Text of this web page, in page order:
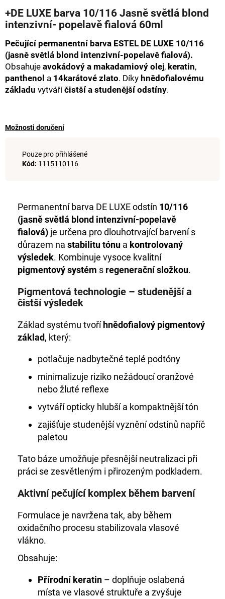
produktu
je
z
5
hvězdiček.
+DE LUXE barva 10/116 Jasně světlá blond
intenzivní- popelavě fialová 60ml
Pečující permanentní barva ESTEL DE LUXE 10/116
(jasně světlá blond intenzivní-popelavě fialová).
Obsahuje avokádový a makadamiový olej, keratin,
panthenol a 14karátové zlato. Díky hnědofialovému
základu vytváříčistší a studenější odstíny.
Možnosti doručení
Pouze pro přihlášené
Kód: 1115110116
Permanentní barva DE LUXE odstín 10/116
(jasně světlá blond intenzivní-popelavě
fialová) je určena pro dlouhotrvající barvení s
důrazem na stabilitu tónu a kontrolovaný
výsledek. Kombinuje vysoce kvalitní
pigmentový systém s regenerační složkou.
Pigmentová technologie – studenější a
čistší výsledek
Základ systému tvoří hnědofialový pigmentový
základ, který:
potlačuje nadbytečné teplé podtóny
minimalizuje riziko nežádoucí oranžové
nebo žluté reflexe
vytváří opticky hlubší a kompaktnější tón
zajišťuje studenější vyznění odstínů napříč
paletou
Tato báze umožňuje přesnější neutralizaci při
práci se zesvětleným i přirozeným podkladem.
Aktivní pečující komplex během barvení
Formulace je navržena tak, aby během
oxidačního procesu stabilizovala vlasové
vlákno.
Obsahuje:
Přírodní keratin – doplňuje oslabená
místa ve vlasové struktuře a zvyšuje
a
j
í
t
?
m
LUXURY
HYDROBALANCE
DVOUFÁZOVÝ-
SPREJ
Kč